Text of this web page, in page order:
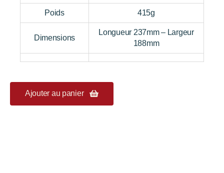
Poids 415g
Dimensions
Longueur 237mm – Largeur
188mm
Ajouter au panier